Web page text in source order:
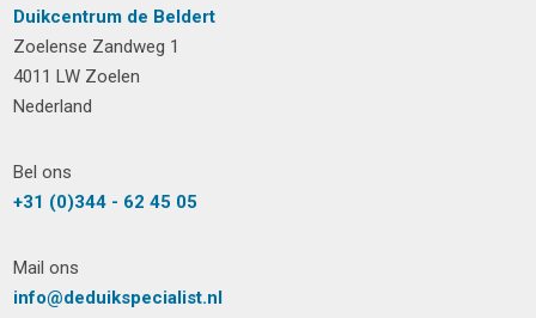
Duikcentrum de Beldert
Zoelense Zandweg 1
4011 LW Zoelen
Nederland
Bel ons
+31 (0)344 - 62 45 05
Mail ons
info@deduikspecialist.nl